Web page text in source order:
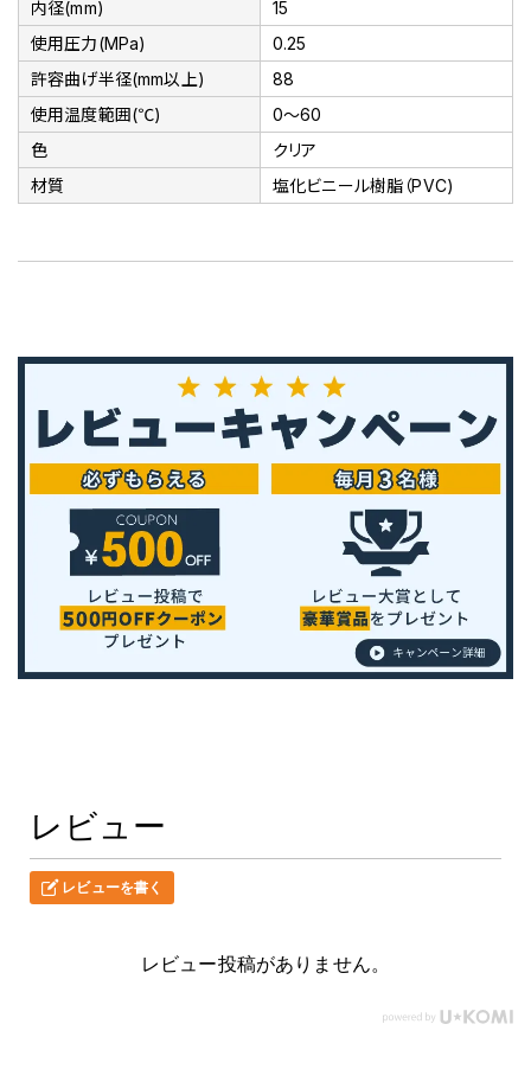
内径(mm)
15
使用圧力(MPa)
0.25
許容曲げ半径(mm以上)
88
使用温度範囲(℃)
0～60
色
クリア
材質
塩化ビニール樹脂（PVC)
レビュー
レビューを書く
レビュー投稿がありません。